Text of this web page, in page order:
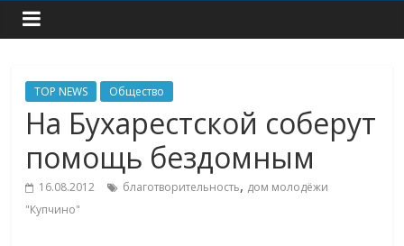
TOP NEWS Общество
На Бухарестской соберут
помощь бездомным
16.08.2012 благотворительность, дом молодёжи
"Купчино"